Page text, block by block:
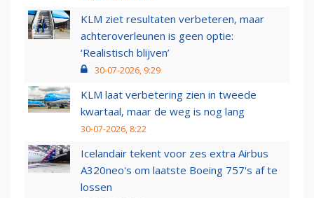
KLM ziet resultaten verbeteren, maar
achteroverleunen is geen optie:
‘Realistisch blijven’
30-07-2026, 9:29
KLM laat verbetering zien in tweede
kwartaal, maar de weg is nog lang
30-07-2026, 8:22
Icelandair tekent voor zes extra Airbus
A320neo's om laatste Boeing 757's af te
lossen